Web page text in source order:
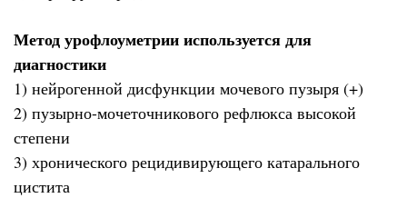
Метод урофлоуметрии используется для
диагностики
1) нейрогенной дисфункции мочевого пузыря (+)
2) пузырно-мочеточникового рефлюкса высокой
степени
3) хронического рецидивирующего катарального
цистита